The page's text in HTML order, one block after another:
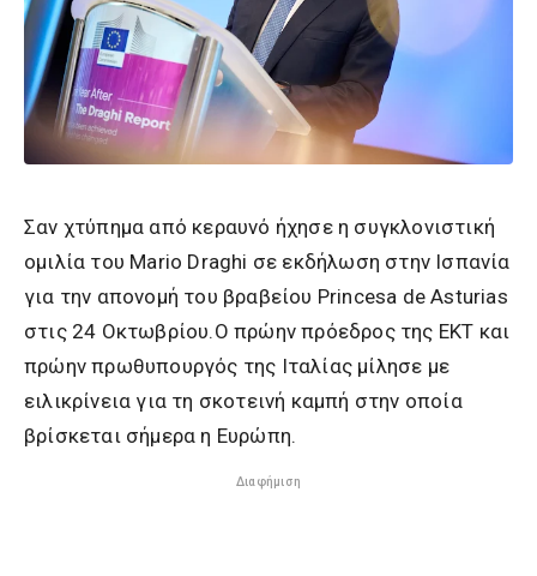
Σαν χτύπημα από κεραυνό ήχησε η συγκλονιστική
ομιλία του Mario Draghi σε εκδήλωση στην Ισπανία
για την απονομή του βραβείου Princesa de Asturias
στις 24 Οκτωβρίου.Ο πρώην πρόεδρος της ΕΚΤ και
πρώην πρωθυπουργός της Ιταλίας μίλησε με
ειλικρίνεια για τη σκοτεινή καμπή στην οποία
βρίσκεται σήμερα η Ευρώπη.
Διαφήμιση